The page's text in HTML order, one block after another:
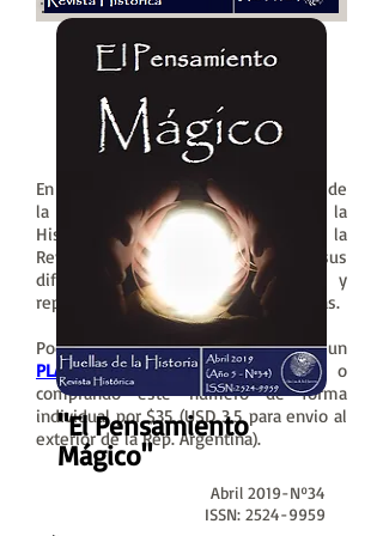
"El Reino sin
Cabeza
Julio 2017-Nº21
ISSN: 2524-9959
En nuestro vigésimo primer número de
la Revista Histórica de Huellas de la
Historia nos proponemos abordar la
Revolución Francesa desde sus
diferentes implicaciones y
repercusiones en Francia y sus colonias.
Podés obtenerla suscribiendo a un
PLAN
por solo $25 (por mes) o
comprando este número de forma
individual por $35 (USD 3.5 para envio al
exterior de la Rep. Argentina).
"El Pensamiento
Mágico"
Abril 2019-Nº34
ISSN: 2524-9959